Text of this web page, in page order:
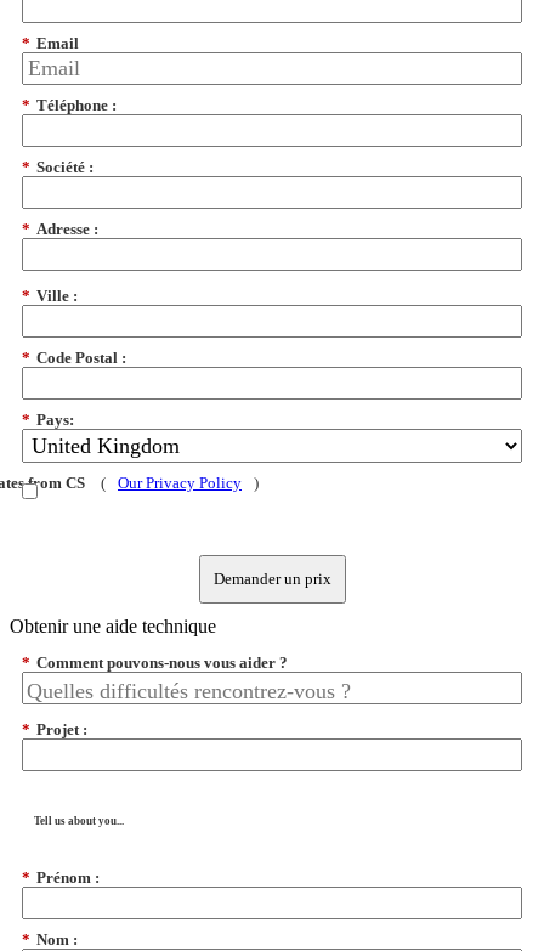
* Email
* Téléphone :
* Société :
* Adresse :
* Ville :
* Code Postal :
* Pays:
from CS ( Our Privacy Policy )
Demander un prix
Obtenir une aide technique
* Comment pouvons-nous vous aider ?
* Projet :
Tell us about you...
* Prénom :
* Nom :